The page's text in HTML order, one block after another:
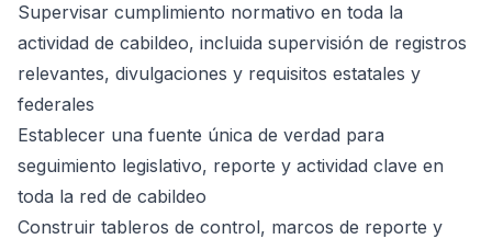
Supervisar cumplimiento normativo en toda la
actividad de cabildeo, incluida supervisión de registros
relevantes, divulgaciones y requisitos estatales y
federales
Establecer una fuente única de verdad para
seguimiento legislativo, reporte y actividad clave en
toda la red de cabildeo
Construir tableros de control, marcos de reporte y